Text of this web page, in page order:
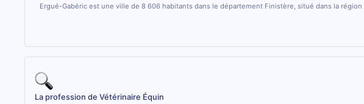
Ergué-Gabéric est une ville de 8 606 habitants dans le département Finistère, situé dans la région
La profession de Vétérinaire Équin